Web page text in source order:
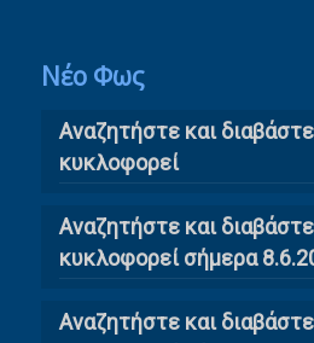
Νέο Φως
Αναζητήστε και
κυκλοφορεί
Αναζητήστε και
κυκλοφορεί σήμερα
Αναζητήστε και